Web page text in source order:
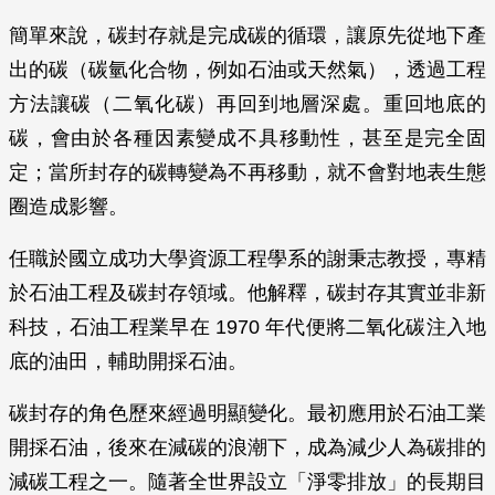
簡單來說，碳封存就是完成碳的循環，讓原先從地下產
出的碳（碳氫化合物，例如石油或天然氣），透過工程
方法讓碳（二氧化碳）再回到地層深處。重回地底的
碳，會由於各種因素變成不具移動性，甚至是完全固
定；當所封存的碳轉變為不再移動，就不會對地表生態
圈造成影響。
任職於國立成功大學資源工程學系的謝秉志教授，專精
於石油工程及碳封存領域。他解釋，碳封存其實並非新
科技，石油工程業早在 1970 年代便將二氧化碳注入地
底的油田，輔助開採石油。
碳封存的角色歷來經過明顯變化。最初應用於石油工業
開採石油，後來在減碳的浪潮下，成為減少人為碳排的
減碳工程之一。隨著全世界設立「淨零排放」的長期目